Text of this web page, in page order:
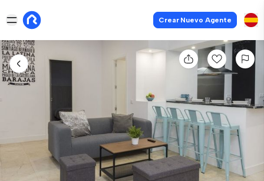
Crear Nuevo Agente